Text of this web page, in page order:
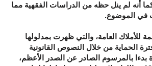
أنه لم ينل حظه من الدراسات الفقهية مما
في الموضوع.
للأملاك العامة، والتي ظهرت بمدلولها
الحماية من خلال النصوص القانونية
بدءا بالمرسوم الصادر عن الصدر الأعظم،